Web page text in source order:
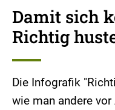
Damit sich
Richtig
Die Infografik
wie man andere